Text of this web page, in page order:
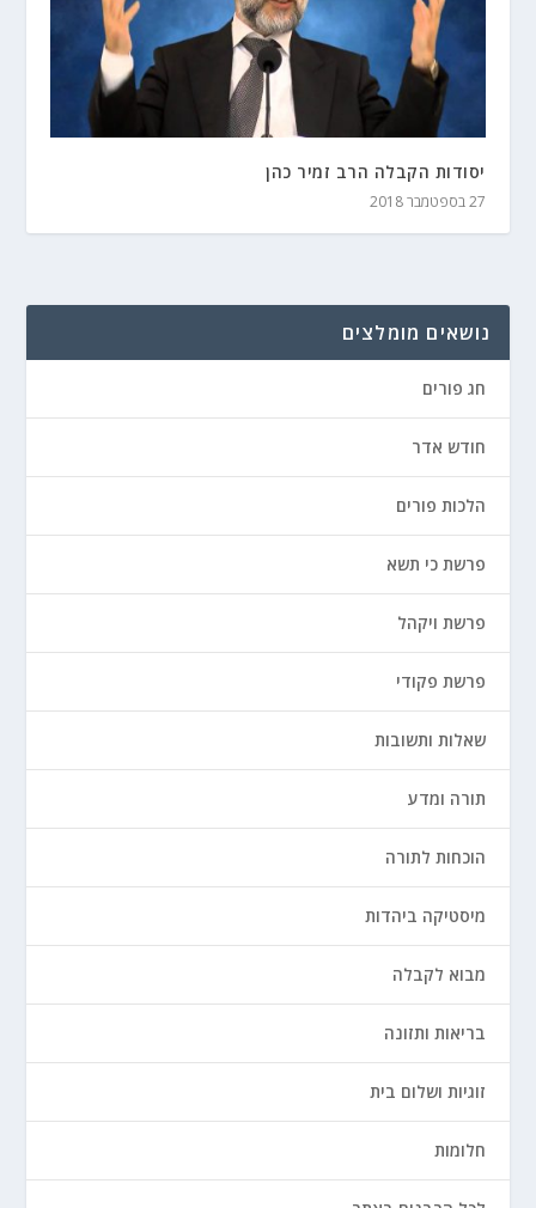
יסודות הקבלה הרב זמיר כהן
27 בספטמבר 2018
נושאים מומלצים
חג פורים
חודש אדר
הלכות פורים
פרשת כי תשא
פרשת ויקהל
פרשת פקודי
שאלות ותשובות
תורה ומדע
הוכחות לתורה
מיסטיקה ביהדות
מבוא לקבלה
בריאות ותזונה
זוגיות ושלום בית
חלומות